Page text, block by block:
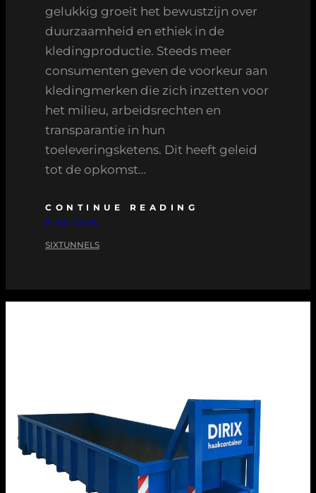
gelukkig groeit het bewustzijn over
duurzaamheid en ethiek in de
kledingproductie. Steeds meer
consumenten geven de voorkeur aan
kledingmerken die zich inzetten voor
het milieu, arbeidsrechten en
transparantie in hun
toeleveringsketens. Dit heeft geleid
tot de opkomst…
CONTINUE READING
15 JULI 2026
SIXTUNNELS